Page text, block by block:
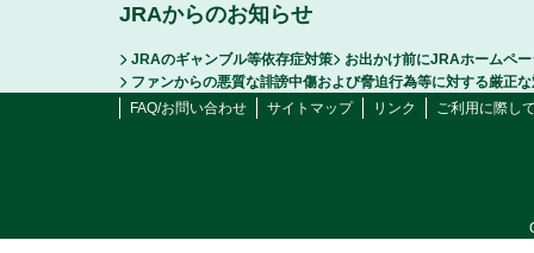
JRAからのお知らせ
JRAのギャンブル等依存症対策
お出かけ前にJRAホームペ
ファンからの悪質な誹謗中傷および脅迫行為等に対する厳正
FAQ/お問い合わせ
サイトマップ リンク ご利用に際し